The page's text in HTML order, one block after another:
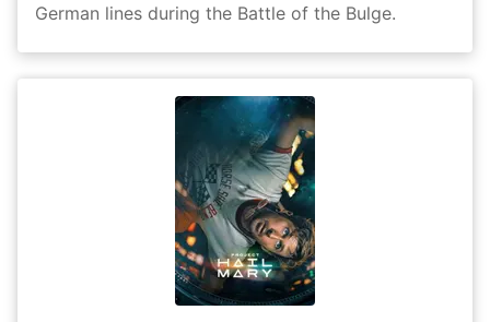
German lines during the Battle of the Bulge.